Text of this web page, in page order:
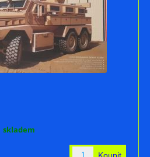
skladem